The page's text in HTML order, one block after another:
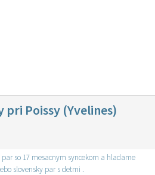
Poissy (Yvelines)
so 17 mesacnym syncekom a hladame
slovensky par s detmi .